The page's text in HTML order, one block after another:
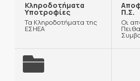
Κληροδοτήματα
Υποτροφίες
Τα Κληροδοτήματα της
ΕΣΗΕΑ
Π.Σ.
Οι